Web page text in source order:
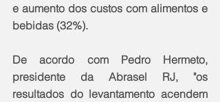
e aumento dos custos com alimentos e
bebidas (32%).
De acordo com Pedro Hermeto,
presidente da Abrasel RJ, "os
resultados do levantamento acendem